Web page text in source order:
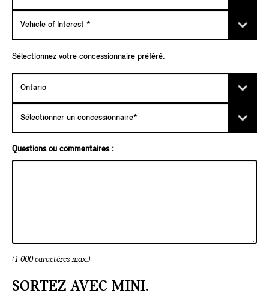
1 2
DEMEURER AU COURANT DES
PRODUITS, DES NOUVELLES, DES
OFFRES ET DES ÉVÉNEMENTS.
Sélectionnez votre concessionnaire préféré.
Questions ou commentaires :
(1 000 caractères max.)
SORTEZ AVEC MINI.